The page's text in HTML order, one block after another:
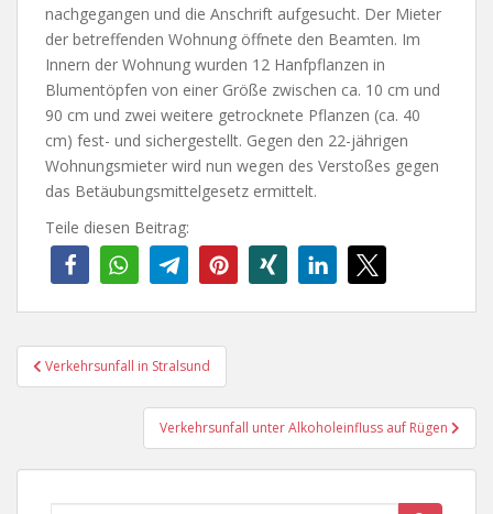
nachgegangen und die Anschrift aufgesucht. Der Mieter
der betreffenden Wohnung öffnete den Beamten. Im
Innern der Wohnung wurden 12 Hanfpflanzen in
Blumentöpfen von einer Größe zwischen ca. 10 cm und
90 cm und zwei weitere getrocknete Pflanzen (ca. 40
cm) fest- und sichergestellt. Gegen den 22-jährigen
Wohnungsmieter wird nun wegen des Verstoßes gegen
das Betäubungsmittelgesetz ermittelt.
Teile diesen Beitrag:
Beitragsnavigation
Verkehrsunfall in Stralsund
Verkehrsunfall unter Alkoholeinfluss auf Rügen